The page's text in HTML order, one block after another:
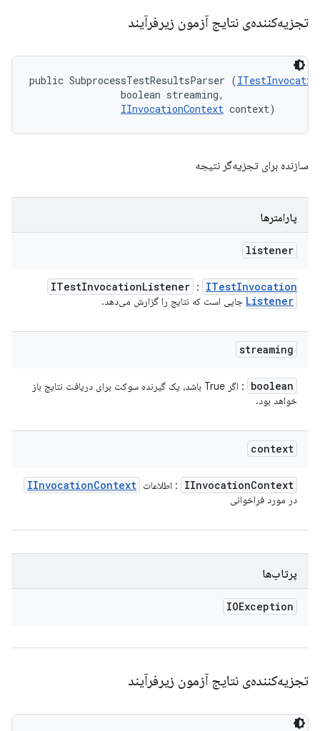
تجزیه‌کننده‌ی نتایج آزمون زیرفرآیند
public SubprocessTestResultsParser (
                boolean streaming,
IInvocationContext context)
سازنده برای تجزیه‌گر نتیجه
پارامترها
listener
ITestInvocationListener : ITestInvocation
Listener جایی است که نتایج را گزارش می‌دهد.
streaming
boolean
: اگر True باشد، یک گیرنده سوکت برای دریافت نتایج باز
خواهد بود.
context
IInvocationContext : اطلاعات IInvocationContext
در مورد فراخوانی
پرتاب‌ها
IOException
تجزیه‌کننده‌ی نتایج آزمون زیرفرآیند